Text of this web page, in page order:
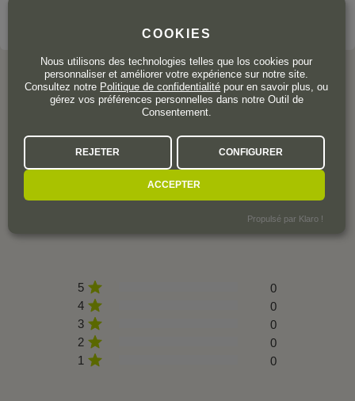
L'AVIS DE LA COMMUNAUTÉ
5
0
4
0
3
0
2
0
1
0
COOKIES
Nous utilisons des technologies telles que los cookies pour
personnaliser et améliorer votre expérience sur notre site.
Consultez notre Politique de confidentialité pour en savoir plus, ou
gérez vos préférences personnelles dans notre Outil de
Consentement.
REJETER CONFIGURER
ACCEPTER
Propulsé par Klaro !